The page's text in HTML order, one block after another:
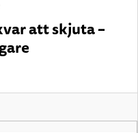
att skjuta –